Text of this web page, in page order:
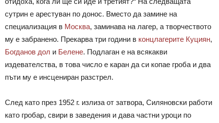
сутрин е арестуван по донос. Вместо да замине на
специализация в Москва, заминава на лагер, а творчеството
му е забранено. Прекарва три години в концлагерите Куциян,
Богданов дол и Белене. Подлаган е на всякакви
издевателства, в това число е каран да си копае гроба и два
пъти му е инсцениран разстрел.
След като през 1952 г. излиза от затвора, Силяновски работи
като гробар, свири в заведения и дава частни уроци по